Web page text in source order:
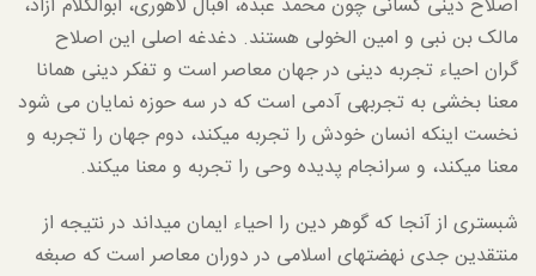
مالک بن نبی و امین الخولی هستند. دغدغه اصلی این اصلاح
گران احیاء تجربه دینی در جهان معاصر است و تفکر دینی همانا
معنا بخشی به تجربه­ی آدمی است که در سه حوزه نمایان می شود
نخست اینکه انسان خودش را تجربه می­کند، دوم جهان را تجربه و
معنا می­کند، و سرانجام پدیده وحی را تجربه و معنا می­کند.
شبستری از آنجا که گوهر دین را احیاء ایمان می­داند در نتیجه از
منتقدین جدی نهضت­های اسلامی در دوران معاصر است که صبغه